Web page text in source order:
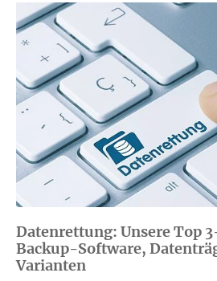
Datenrettung: Unsere Top
Backup-Software,
Varianten